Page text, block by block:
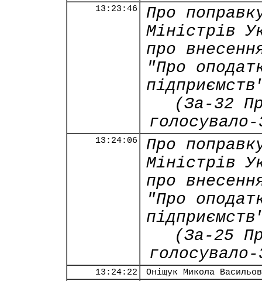
13:23:46
Про
Міністрів
про
"Про
(За-32
13:24:06
Про
Міністрів
про
"Про
(За-25
13:24:22
Оніщук Микола